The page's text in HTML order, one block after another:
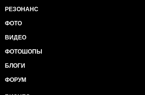
РЕЗОНАНС
ФОТО
ВИДЕО
ФОТОШОПЫ
БЛОГИ
ФОРУМ